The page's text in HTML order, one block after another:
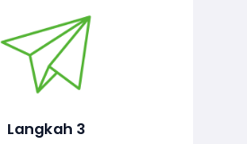
Langkah 3
yang lengkap dihantar
semakan dan